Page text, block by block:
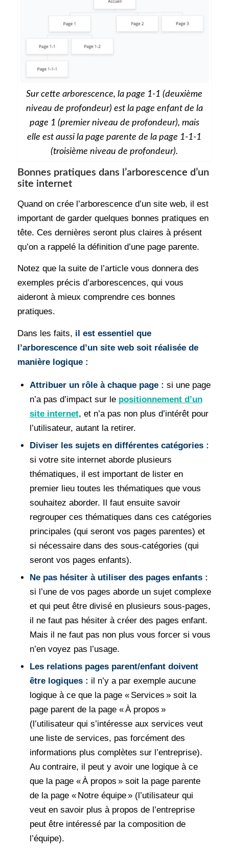
Sur cette arborescence, la page 1-1 (deuxième
niveau de profondeur) est la page enfant de la
page 1 (premier niveau de profondeur), mais
elle est aussi la page parente de la page 1-1-1
(troisième niveau de profondeur).
Bonnes pratiques dans l’arborescence d’un
site internet
Quand on crée l’arborescence d’un site web, il est
important de garder quelques bonnes pratiques en
tête. Ces dernières seront plus claires à présent
qu’on a rappelé la définition d’une page parente.
Notez que la suite de l’article vous donnera des
exemples précis d’arborescences, qui vous
aideront à mieux comprendre ces bonnes
pratiques.
Dans les faits, il est essentiel que
l’arborescence d’un site web soit réalisée de
manière logique :
Attribuer un rôle à chaque page : si une page
n’a pas d’impact sur le positionnement d’un
site internet, et n’a pas non plus d’intérêt pour
l’utilisateur, autant la retirer.
Diviser les sujets en différentes catégories :
si votre site internet aborde plusieurs
thématiques, il est important de lister en
premier lieu toutes les thématiques que vous
souhaitez aborder. Il faut ensuite savoir
regrouper ces thématiques dans ces catégories
principales (qui seront vos pages parentes) et
si nécessaire dans des sous-catégories (qui
seront vos pages enfants).
Ne pas hésiter à utiliser des pages enfants :
si l’une de vos pages aborde un sujet complexe
et qui peut être divisé en plusieurs sous-pages,
il ne faut pas hésiter à créer des pages enfant.
Mais il ne faut pas non plus vous forcer si vous
n’en voyez pas l’usage.
Les relations pages parent/enfant doivent
être logiques : il n’y a par exemple aucune
logique à ce que la page « Services » soit la
page parent de la page « À propos »
(l’utilisateur qui s’intéresse aux services veut
une liste de services, pas forcément des
informations plus complètes sur l’entreprise).
Au contraire, il peut y avoir une logique à ce
que la page « À propos » soit la page parente
de la page « Notre équipe » (l’utilisateur qui
veut en savoir plus à propos de l’entreprise
peut être intéressé par la composition de
l’équipe).